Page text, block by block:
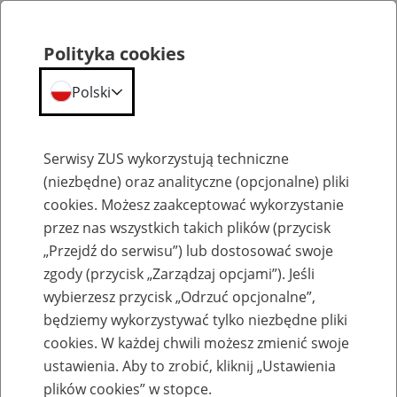
Emerytury
Baza zlikwidowanych lub
przekształconych zakładów pracy
Polityka cookies
Polski
Serwisy ZUS wykorzystują techniczne
(niezbędne) oraz analityczne (opcjonalne) pliki
cookies. Możesz zaakceptować wykorzystanie
przez nas wszystkich takich plików (przycisk
„Przejdź do serwisu”) lub dostosować swoje
zgody (przycisk „Zarządzaj opcjami”). Jeśli
wybierzesz przycisk „Odrzuć opcjonalne”,
będziemy wykorzystywać tylko niezbędne pliki
cookies. W każdej chwili możesz zmienić swoje
ustawienia. Aby to zrobić, kliknij „Ustawienia
plików cookies” w stopce.